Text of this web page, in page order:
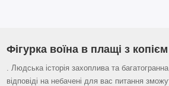
Фігурка воїна в плащі з
. Людська історія захоплива та
відповіді на небачені для вас питання